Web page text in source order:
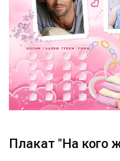
Плакат "На кого